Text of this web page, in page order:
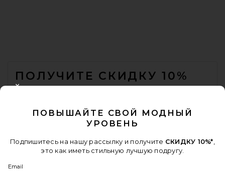
ПОЛУЧИТЕ СКИДКУ 10%
конфиденциальности
Sign Up
ПОВЫШАЙТЕ СВОЙ МОДНЫЙ
УРОВЕНЬ
Подпишитесь на нашу рассылку и получите СКИДКУ 10%*
это как иметь стильную лучшую подругу.
Email